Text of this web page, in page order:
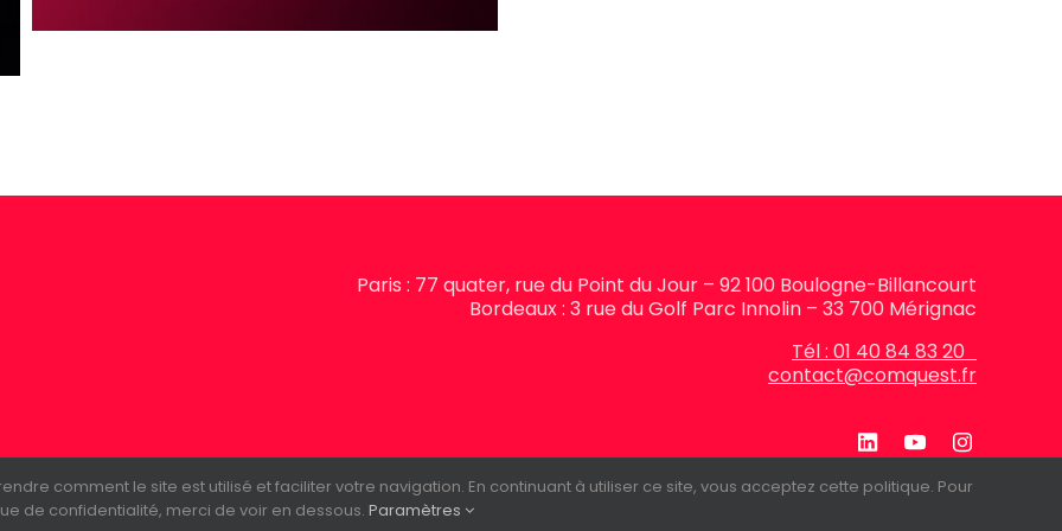
Paris : 77 quater, rue du Point du Jour – 92 100 Boulogne-Billancourt
Bordeaux : 3 rue du Golf Parc Innolin – 33 700 Mérignac
Tél : 01 40 84 83 20
contact@comquest.fr
Contact Mentions légales
comment le site est utilisé et faciliter votre navigation. En continuant à utiliser ce site, vous acceptez cette politique. Pour
de confidentialité, merci de voir en dessous. Paramètres